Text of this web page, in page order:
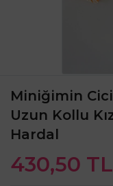
Miniğimin
Uzun Kollu
Hardal
430,50 TL